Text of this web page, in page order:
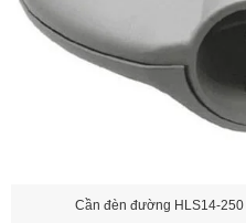
Cần đèn đường HLS14-